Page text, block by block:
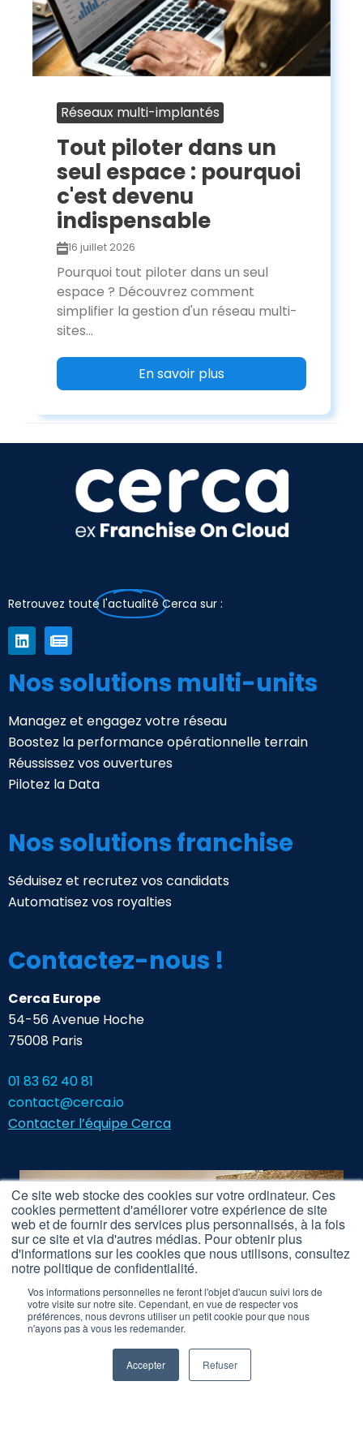
Ce site web stocke des cookies sur votre ordinateur. Ces
cookies permettent d'améliorer votre expérience de site
web et de fournir des services plus personnalisés, à la fois
sur ce site et via d'autres médias. Pour obtenir plus
d'informations sur les cookies que nous utilisons, consultez
notre politique de confidentialité.
Vos informations personnelles ne feront l'objet d'aucun suivi lors de
votre visite sur notre site. Cependant, en vue de respecter vos
préférences, nous devrons utiliser un petit cookie pour que nous
n'ayons pas à vous les redemander.
Accepter Refuser
Réseaux multi-implantés
Tout piloter dans un
seul espace : pourquoi
c'est devenu
indispensable
16 juillet 2026
Pourquoi tout piloter dans un seul
espace ? Découvrez comment
simplifier la gestion d'un réseau multi-
sites...
En savoir plus
Retrouvez toute l'actualité Cerca sur :
Nos solutions multi-units
Managez et engagez votre réseau
Boostez la performance opérationnelle terrain
Réussissez vos ouvertures
Pilotez la Data
Nos solutions franchise
Séduisez et recrutez vos candidats
Automatisez vos royalties
Contactez-nous !
Cerca Europe
54-56 Avenue Hoche
75008 Paris
01 83 62 40 81
contact@cerca.io
Contacter l’équipe Cerca